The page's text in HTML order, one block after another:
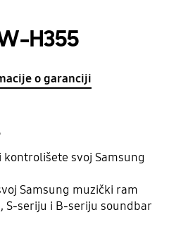
H355
o garanciji
kontrolišete svoj Samsung
Samsung muzički ram
S-seriju i B-seriju soundbar